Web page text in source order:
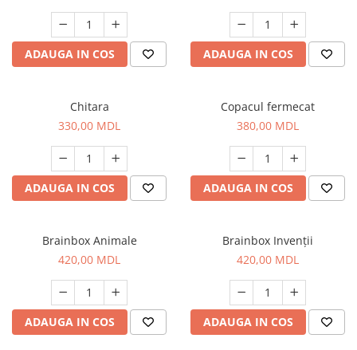
ADAUGA IN COS ADAUGA IN COS
Chitara
330,00 MDL
ADAUGA IN COS
Copacul fermecat
380,00 MDL
ADAUGA IN COS
Brainbox Animale
420,00 MDL
ADAUGA IN COS
Brainbox Invenții
420,00 MDL
ADAUGA IN COS